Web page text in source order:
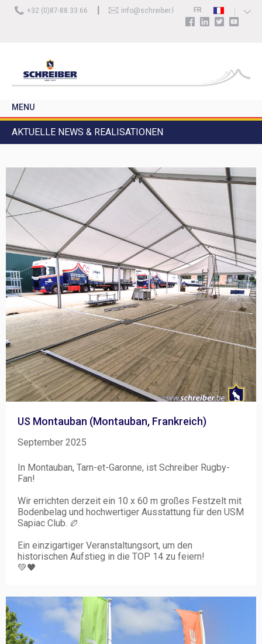
+32 (0)87-88.33.66 info@schreiber.be
FR
MENU
IHRE BEDÜRFNISSE UND ANWENDUNGEN
SCHREIBER
MEDIEN
KONTAKT
AKTUELLE NEWS & REALISATIONEN
US Montauban (Montauban, Frankreich)
September 2025
In Montauban, Tarn-et-Garonne, ist Schreiber Rugby-
Fan!
Wir errichten derzeit ein 10 x 60 m großes Festzelt mit
Bodenbelag und hochwertiger Ausstattung für den USM
Sapiac Club. 🏉
Ein einzigartiger Veranstaltungsort, um den
historischen Aufstieg in die TOP 14 zu feiern!
💚🖤